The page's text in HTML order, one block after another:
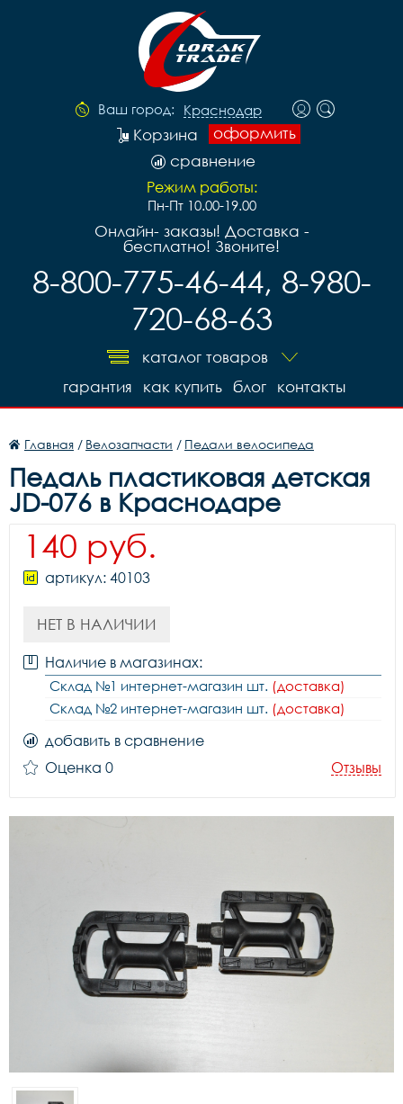
Ваш город: Краснодар
оформить
Корзина
сравнение
Режим работы:
Пн-Пт 10.00-19.00
Онлайн- заказы! Доставка -
бесплатно! Звоните!
8-800-775-46-44, 8-980-
720-68-63
каталог товаров
контакты
блог
как купить
гарантия
Главная / Велозапчасти / Педали велосипеда
Педаль пластиковая детская
JD-076 в Краснодаре
140 руб.
артикул: 40103
НЕТ В НАЛИЧИИ
Наличие в магазинах:
Склад №1 интернет-магазин шт. (доставка)
Склад №2 интернет-магазин шт. (доставка)
добавить в сравнение
Оценка 0
Отзывы